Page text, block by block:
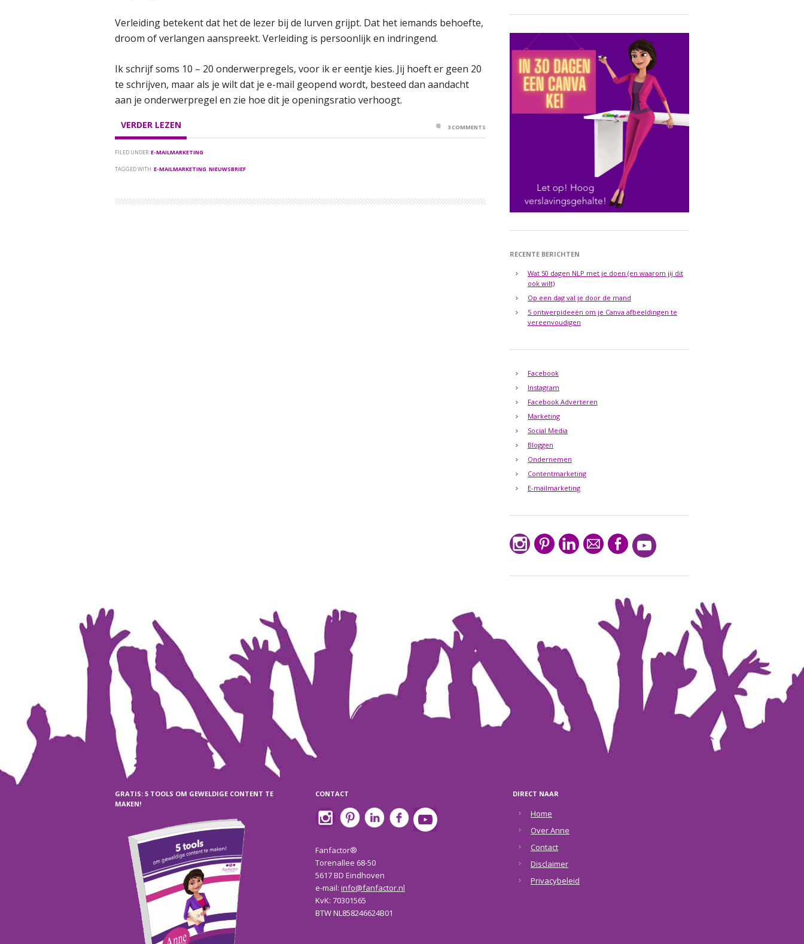
Verleiding betekent dat het de lezer bij de lurven grijpt. Dat het iemands behoefte,
droom of verlangen aanspreekt. Verleiding is persoonlijk en indringend.
Ik schrijf soms 10 – 20 onderwerpregels, voor ik er eentje kies. Jij hoeft er geen 20
te schrijven, maar als je wilt dat je e-mail geopend wordt, besteed dan aandacht
aan je onderwerpregel en zie hoe dit je openingsratio verhoogt.
VERDER LEZEN
FILED UNDER:E-MAILMARKETING
TAGGED WITH:E-MAILMARKETING,NIEUWSBRIEF
3 COMMENTS
RECENTE BERICHTEN
Wat 50 dagen NLP met je doen (en waarom jij dit
ook wilt)
Op een dag val je door de mand
5 ontwerpideeën om je Canva afbeeldingen te
vereenvoudigen
Facebook
Instagram
Facebook Adverteren
Marketing
Social Media
Bloggen
Ondernemen
Contentmarketing
E-mailmarketing
GRATIS: 5 TOOLS OM GEWELDIGE CONTENT TE
MAKEN!
CONTACT
Fanfactor®
Torenallee 68-50
5617 BD Eindhoven
e-mail: info@fanfactor.nl
KvK: 70301565
BTW NL858246624B01
DIRECT NAAR
Home
Over Anne
Contact
Disclaimer
Privacybeleid